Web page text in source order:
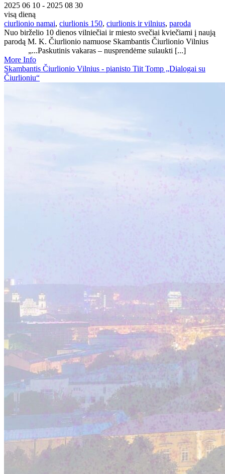
2025 06 10 - 2025 08 30
visą dieną
ciurlionio namai, ciurlionis 150, ciurlionis ir vilnius, paroda
Nuo birželio 10 dienos vilniečiai ir miesto svečiai kviečiami į naują
parodą M. K. Čiurlionio namuose Skambantis Čiurlionio Vilnius
„...Paskutinis vakaras – nusprendėme sulaukti [...]
More Info
Skambantis Čiurlionio Vilnius - pianisto Tiit Tomp „Dialogai su
Čiurlioniu“